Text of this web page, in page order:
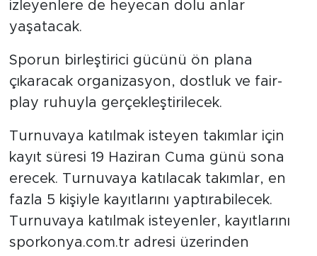
izleyenlere de heyecan dolu anlar
yaşatacak.
Sporun birleştirici gücünü ön plana
çıkaracak organizasyon, dostluk ve fair-
play ruhuyla gerçekleştirilecek.
Turnuvaya katılmak isteyen takımlar için
kayıt süresi 19 Haziran Cuma günü sona
erecek. Turnuvaya katılacak takımlar, en
fazla 5 kişiyle kayıtlarını yaptırabilecek.
Turnuvaya katılmak isteyenler, kayıtlarını
sporkonya.com.tr adresi üzerinden